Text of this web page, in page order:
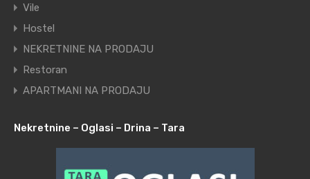
Vile
Hostel
NEKRETNINE NA PRODAJU
Restoran
APARTMANI NA PRODAJU
Nekretnine – Oglasi – Drina – Tara